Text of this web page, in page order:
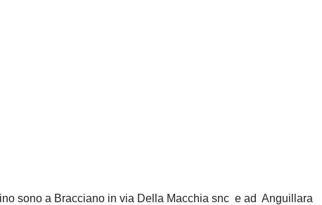
sono a Bracciano in via Della Macchia snc e ad Anguillara